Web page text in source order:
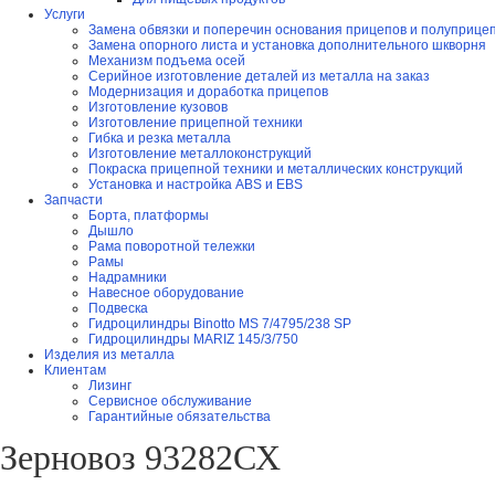
Услуги
Замена обвязки и поперечин основания прицепов и
Замена опорного листа и установка дополнительного шкворня
Механизм подъема осей
Серийное изготовление деталей из металла на заказ
Модернизация и доработка прицепов
Изготовление кузовов
Изготовление прицепной техники
Гибка и резка металла
Изготовление металлоконструкций
Покраска прицепной техники и металлических конструкций
Установка и настройка ABS и EBS
Запчасти
Борта, платформы
Дышло
Рама поворотной тележки
Рамы
Надрамники
Навесное оборудование
Подвеска
Гидроцилиндры Binotto MS 7/4795/238 SP
Гидроцилиндры MARIZ 145/3/750
Изделия из металла
Клиентам
Лизинг
Сервисное обслуживание
Гарантийные обязательства
Зерновоз 93282СХ